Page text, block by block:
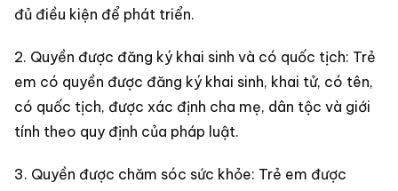
đủ điều kiện để phát triển.
2. Quyền được đăng ký khai sinh và có quốc tịch: Trẻ
em có quyền được đăng ký khai sinh, khai tử, có tên,
có quốc tịch, được xác định cha mẹ, dân tộc và giới
tính theo quy định của pháp luật.
3. Quyền được chăm sóc sức khỏe: Trẻ em được